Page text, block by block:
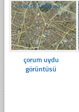
☐44616 Tıklanma
çorum uydu
görüntüsü